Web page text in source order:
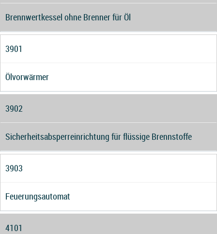
Brennwertkessel ohne Brenner für Öl
3901
Ölvorwärmer
3902
Sicherheitsabsperreinrichtung für flüssige Brennstoffe
3903
Feuerungsautomat
4101